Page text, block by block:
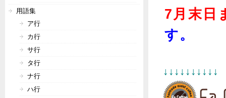
7月末日
す。
用語集
ア行
カ行
サ行
タ行
ナ行
ハ行